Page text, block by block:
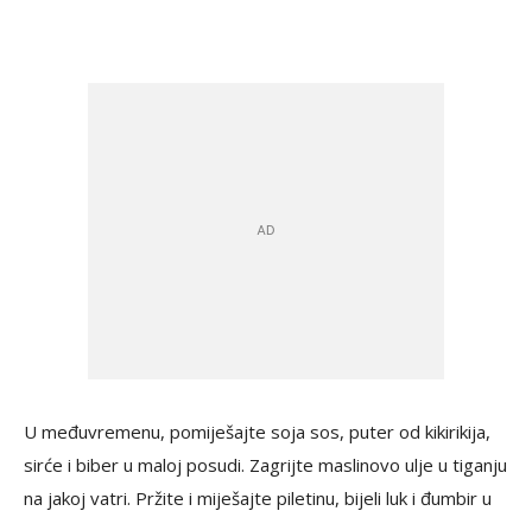
U međuvremenu, pomiješajte soja sos, puter od kikirikija,
sirće i biber u maloj posudi. Zagrijte maslinovo ulje u tiganju
na jakoj vatri. Pržite i miješajte piletinu, bijeli luk i đumbir u